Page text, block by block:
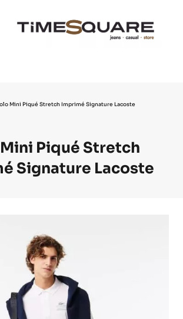
Mini Piqué Stretch Imprimé Signature Lacoste
Piqué Stretch
Signature Lacoste